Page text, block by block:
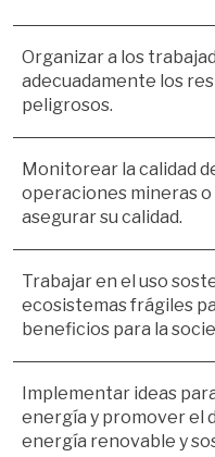
Organizar a los
adecuadamente los
peligrosos.
Monitorear la calidad
operaciones mineras
asegurar su calidad.
Trabajar en el uso
ecosistemas frágiles
beneficios para la
Implementar ideas
energía y promover el
energía renovable y